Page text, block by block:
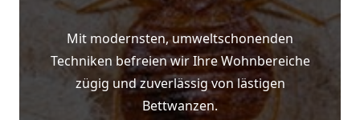
Mit modernsten, umweltschonenden
Techniken befreien wir Ihre Wohnbereiche
zügig und zuverlässig von lästigen
Bettwanzen.